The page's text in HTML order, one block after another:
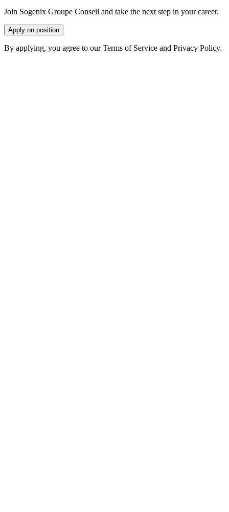
Join Sogenix Groupe Conseil and take the next step in your career.
Apply on position
By applying, you agree to our Terms of Service and Privacy Policy.